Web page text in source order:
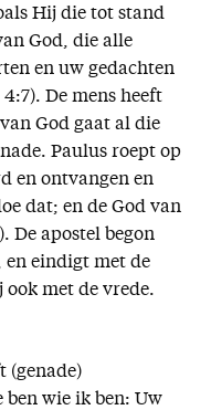
Hij die tot stand
God, die alle
en uw gedachten
De mens heeft
God gaat al die
Paulus roept op
en ontvangen en
dat; en de God van
De apostel begon
en eindigt met de
met de vrede.
(genade)
ben wie ik ben: Uw